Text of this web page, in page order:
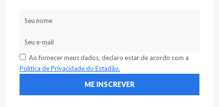
Ao fornecer meus dados, declaro estar de acordo com a
Política de Privacidade do Estadão.